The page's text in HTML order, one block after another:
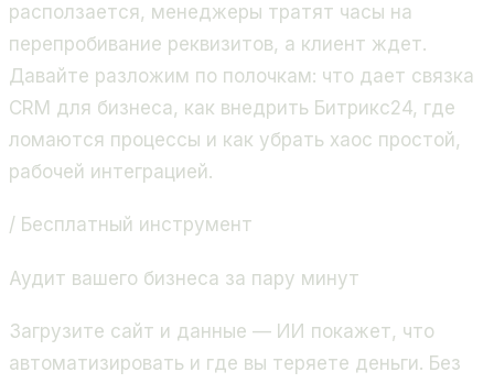
расползается, менеджеры тратят часы на
перепробивание реквизитов, а клиент ждет.
Давайте разложим по полочкам: что дает связка
CRM для бизнеса, как внедрить Битрикс24, где
ломаются процессы и как убрать хаос простой,
рабочей интеграцией.
/ Бесплатный инструмент
Аудит вашего бизнеса за пару минут
Загрузите сайт и данные — ИИ покажет, что
автоматизировать и где вы теряете деньги. Без